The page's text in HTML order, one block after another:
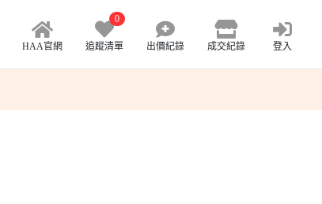
HAA官網
0
追蹤清單 出價紀錄 成交紀錄 登入